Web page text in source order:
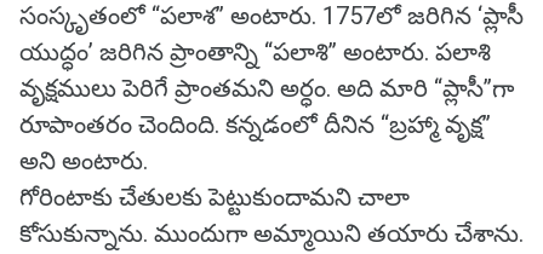
సంస్కృతంలో ‘‘పలాశ’’ అంటారు. 1757లో జరిగిన ‘ప్లాసీ
యుద్ధం’ జరిగిన ప్రాంతాన్ని ‘‘పలాశి’’ అంటారు. పలాశి
వృక్షములు పెరిగే ప్రాంతమని అర్ధం. అది మారి ‘‘ప్లాసీ’’గా
రూపాంతరం చెందింది. కన్నడంలో దీనిన ‘‘బ్రహ్మా వృక్ష’’
అని అంటారు.
గోరింటాకు చేతులకు పెట్టుకుందామని చాలా
కోసుకున్నాను. ముందుగా అమ్మాయిని తయారు చేశాను.